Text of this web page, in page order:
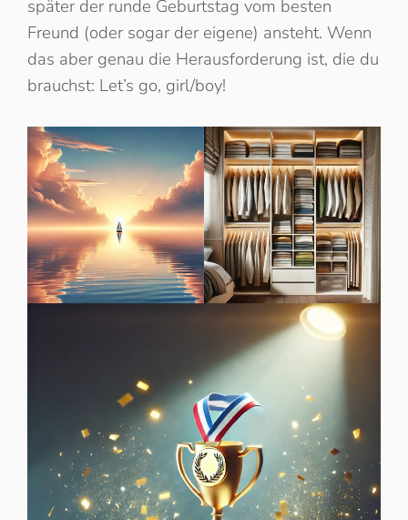
später der runde Geburtstag vom besten
Freund (oder sogar der eigene) ansteht. Wenn
das aber genau die Herausforderung ist, die du
brauchst: Let’s go, girl/boy!